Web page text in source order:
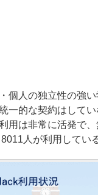
個人の独立性の強
一的な契約はして
用は非常に活発で
人が利用している